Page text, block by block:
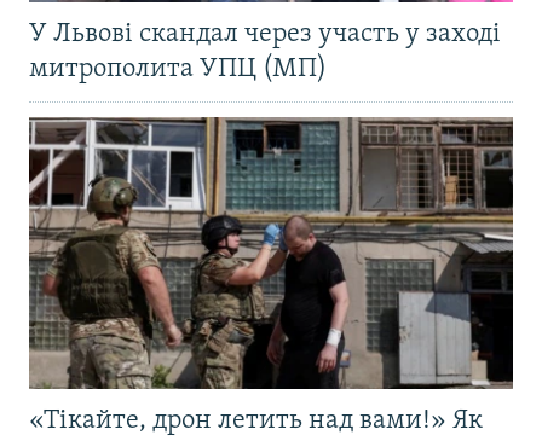
У Львові скандал через участь у заході
митрополита УПЦ (МП)
«Тікайте, дрон летить над вами!» Як